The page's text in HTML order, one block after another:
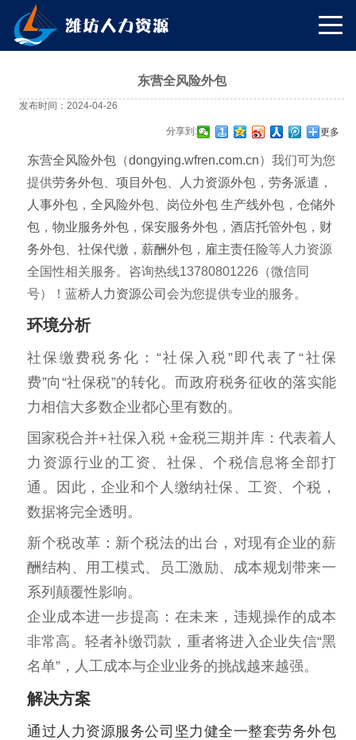
东营全风险外包
发布时间：2024-04-26
分享到: 更多
东营全风险外包 （dongying.wfren.com.cn）我们可为您
提供劳务外包 项目外包 人力资源外包 ， 劳务派遣 ，
人事外包 ， 全风险外包 岗位外包 生产线外包 ， 仓储外
包 ， 物业服务外包 ， 保安服务外包 ， 酒店托管外包 ， 财
务外包
社保代缴 ， 薪酬外包 ， 雇主责任险等人力资源
全国性相关服务。咨询热线13780801226（微信同
号）！蓝桥 人力资源公司 会为您提供专业的服务。
环境分析
社保缴费税务化：“社保入税”即代表了“社保
费”向“社保税”的转化。而政府税务征收的落实能
力相信大多数企业都心里有数的。
国家税合并+社保入税 +金税三期并库：代表着人
力资源行业的工资、社保、个税信息将全部打
通。因此，企业和个人缴纳社保、工资、个税，
数据将完全透明。
新个税改革：新个税法的出台，对现有企业的薪
酬结构、用工模式、员工激励、成本规划带来一
系列颠覆性影响。
企业成本进一步提高：在未来，违规操作的成本
非常高。轻者补缴罚款，重者将进入企业失信“黑
名单”，人工成本与企业业务的挑战越来越强。
解决方案
通过人力资源服务公司坚力健全一整套劳务外包